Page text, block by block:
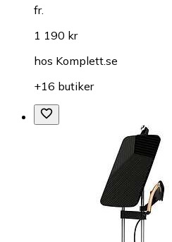
fr.
1 190 kr
hos Komplett.se
+16 butiker